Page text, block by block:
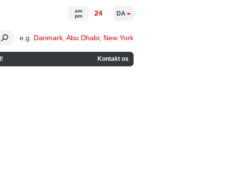
e.g. Danmark Abu Dhabi New York
Kontakt os
am
pm
24 DA